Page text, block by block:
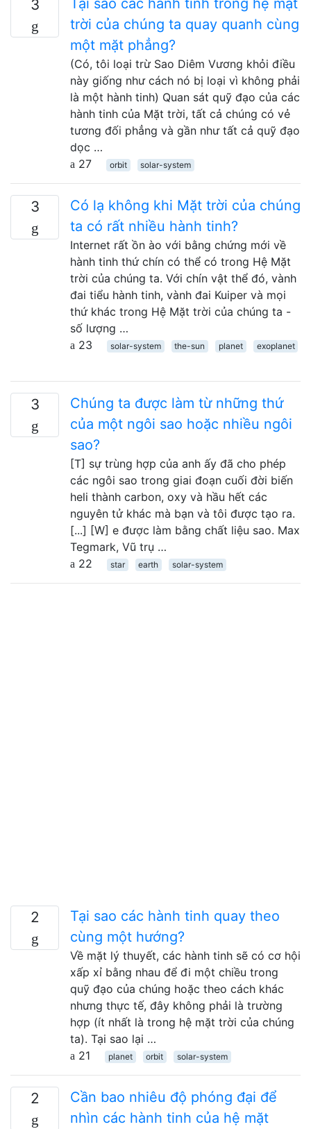
3
trời của chúng ta quay quanh cùng
một mặt phẳng?
(Có, tôi loại trừ Sao Diêm Vương khỏi điều
này giống như cách nó bị loại vì không phải
là một hành tinh) Quan sát quỹ đạo của các
hành tinh của Mặt trời, tất cả chúng có vẻ
tương đối phẳng và gần như tất cả quỹ đạo
dọc …
27
orbit solar-system
3
Có lạ không khi Mặt trời của chúng
ta có rất nhiều hành tinh?
Internet rất ồn ào với bằng chứng mới về
hành tinh thứ chín có thể có trong Hệ Mặt
trời của chúng ta. Với chín vật thể đó, vành
đai tiểu hành tinh, vành đai Kuiper và mọi
thứ khác trong Hệ Mặt trời của chúng ta -
số lượng …
23
solar-system the-sun planet exoplanet
3
Chúng ta được làm từ những thứ
của một ngôi sao hoặc nhiều ngôi
sao?
[T] sự trùng hợp của anh ấy đã cho phép
các ngôi sao trong giai đoạn cuối đời biến
heli thành carbon, oxy và hầu hết các
nguyên tử khác mà bạn và tôi được tạo ra.
[...] [W] e được làm bằng chất liệu sao. Max
Tegmark, Vũ trụ …
22
star earth solar-system
2
Tại sao các hành tinh quay theo
cùng một hướng?
Về mặt lý thuyết, các hành tinh sẽ có cơ hội
xấp xỉ bằng nhau để đi một chiều trong
quỹ đạo của chúng hoặc theo cách khác
nhưng thực tế, đây không phải là trường
hợp (ít nhất là trong hệ mặt trời của chúng
ta). Tại sao lại …
21
planet orbit solar-system
2
Cần bao nhiêu độ phóng đại để
nhìn các hành tinh của hệ mặt